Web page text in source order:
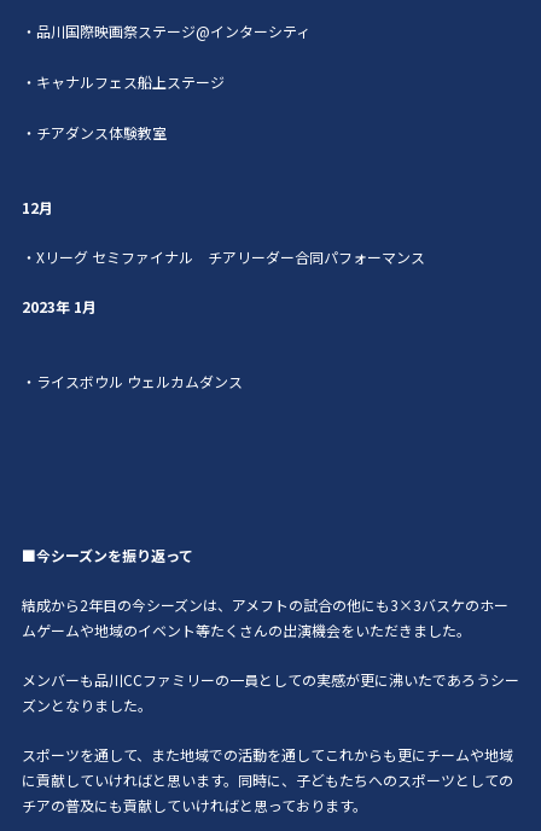
・品川国際映画祭ステージ@インターシティ
・キャナルフェス船上ステージ
・チアダンス体験教室
12月
・Xリーグ セミファイナル チアリーダー合同パフォーマンス
2023年 1月
・ライスボウル ウェルカムダンス
■今シーズンを振り返って
結成から2年目の今シーズンは、アメフトの試合の他にも3×3バスケのホー
ムゲームや地域のイベント等たくさんの出演機会をいただきました。
メンバーも品川CCファミリーの一員としての実感が更に沸いたであろうシー
ズンとなりました。
スポーツを通して、また地域での活動を通してこれからも更にチームや地域
に貢献していければと思います。同時に、子どもたちへのスポーツとしての
チアの普及にも貢献していければと思っております。